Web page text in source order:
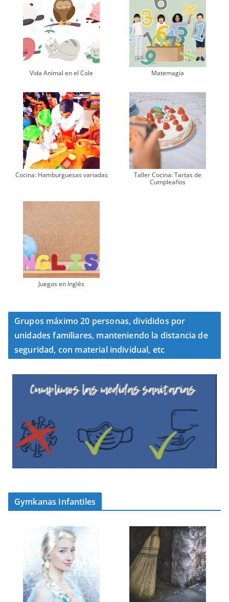
Vida Animal en el Cole Matemagia
Cocina: Hamburguesas variadas
Taller Cocina: Tartas de
Cumpleaños
Juegos en Inglés
Grupos máximo 20 personas, divididos por
unidades familiares, manteniendo la distancia de
seguridad, con material individual, etc
Gymkanas Infantiles